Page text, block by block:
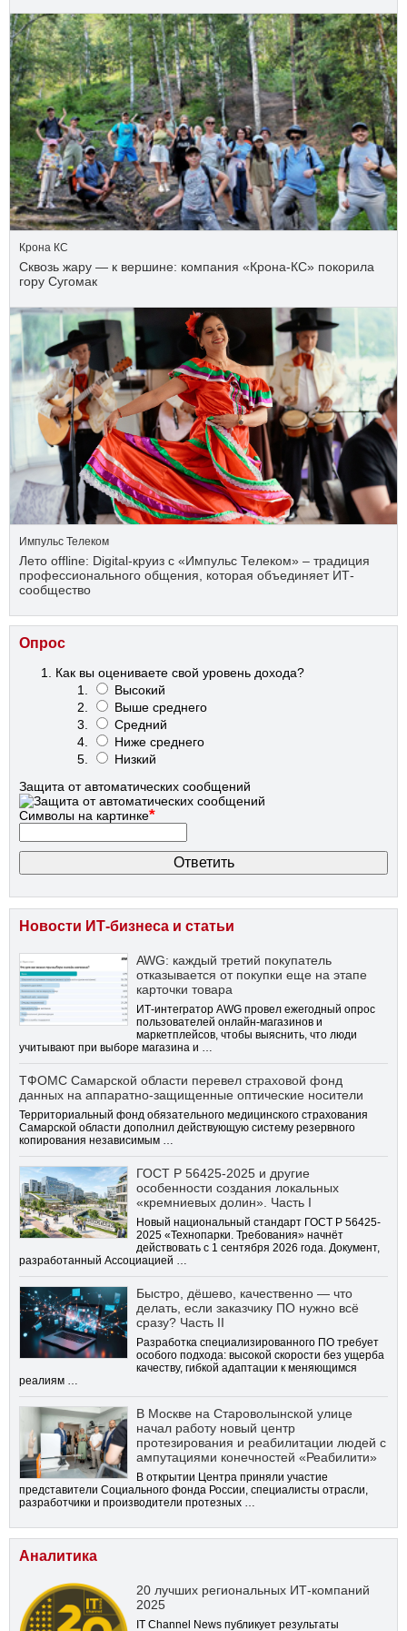
Крона КС
Сквозь жару — к вершине: компания «Крона‑КС» покорила
гору Сугомак
Импульс Телеком
Лето offline: Digital-круиз с «Импульс Телеком» – традиция
профессионального общения, которая объединяет ИТ-
сообщество
Опрос
Как вы оцениваете свой уровень дохода?
Высокий
Выше среднего
Средний
Ниже среднего
Низкий
Защита от автоматических сообщений
Символы на картинке*
Новости ИТ-бизнеса и статьи
AWG: каждый третий покупатель
отказывается от покупки еще на этапе
карточки товара
ИТ-интегратор AWG провел ежегодный опрос
пользователей онлайн-магазинов и
маркетплейсов, чтобы выяснить, что люди
учитывают при выборе магазина и …
ТФОМС Самарской области перевел страховой фонд
данных на аппаратно-защищенные оптические носители
Территориальный фонд обязательного медицинского страхования
Самарской области дополнил действующую систему резервного
копирования независимым …
ГОСТ Р 56425-2025 и другие
особенности создания локальных
«кремниевых долин». Часть I
Новый национальный стандарт ГОСТ Р 56425-
2025 «Технопарки. Требования» начнёт
действовать с 1 сентября 2026 года. Документ,
разработанный Ассоциацией …
Быстро, дёшево, качественно — что
делать, если заказчику ПО нужно всё
сразу? Часть II
Разработка специализированного ПО требует
особого подхода: высокой скорости без ущерба
качеству, гибкой адаптации к меняющимся
реалиям …
В Москве на Староволынской улице
начал работу новый центр
протезирования и реабилитации людей с
ампутациями конечностей «Реабилити»
В открытии Центра приняли участие
представители Социального фонда России, специалисты отрасли,
разработчики и производители протезных …
Аналитика
20 лучших региональных ИТ-компаний
2025
IT Channel News публикует результаты